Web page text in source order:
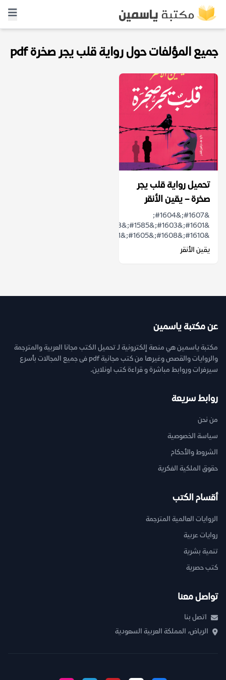
جميع المؤلفات حول رواية قلب يجر صخرة pdf
تحميل رواية قلب يجر
صخرة – يقين الأنقر
&#1607;&#1604;
&#1610;&#1608;&#1605;&#1611;&#1575;...
يقين الأنقر
عن مكتبة ياسمين
مكتبة ياسمين هي منصة إلكترونية لـ تحميل الكتب مجانا العربية والمترجمة
والروايات والقصص وغيرها من كتب مجانية pdf فى جميع المجالات بأسرع
سيرفرات وروابط مباشرة و قراءة كتب اونلاين.
روابط سريعة
من نحن
سياسة الخصوصية
الشروط والأحكام
حقوق الملكية الفكرية
أقسام الكتب
الروايات العالمية المترجمة
روايات عربية
تنمية بشرية
كتب حصرية
تواصل معنا
اتصل بنا
الرياض، المملكة العربية السعودية